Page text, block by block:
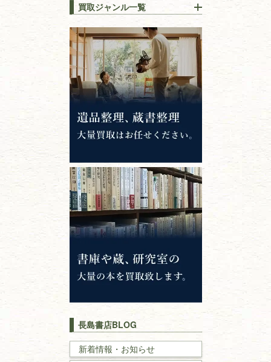
買取ジャンル一覧
江戸時代の書物
唐本・漢籍・
中国書物・朝鮮本
錦絵・浮世絵・版画・刷り物
専門書・ 学術書
哲学書・思想書
心理学・倫理学
仏教書
神道・神社仏閣
イスラム教
キリスト教
戦記・戦史
長島書店BLOG
新着情報・お知らせ